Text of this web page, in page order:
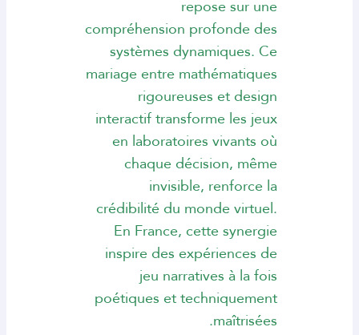
repose sur une
compréhension profonde des
systèmes dynamiques. Ce
mariage entre mathématiques
rigoureuses et design
interactif transforme les jeux
en laboratoires vivants où
chaque décision, même
invisible, renforce la
crédibilité du monde virtuel.
En France, cette synergie
inspire des expériences de
jeu narratives à la fois
poétiques et techniquement
maîtrisées.